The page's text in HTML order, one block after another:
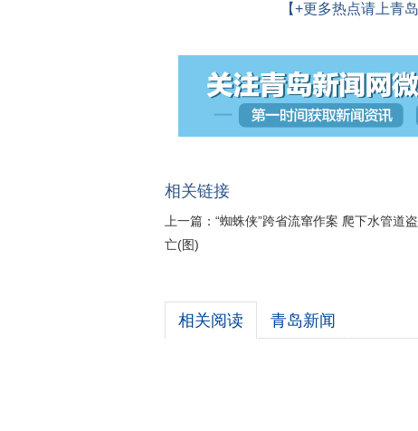
【+更多热点请上青
相关链接
上一篇： “蜘蛛侠”跨省流窜作案 爬下水管道
亡(图)
相关阅读 青岛新闻